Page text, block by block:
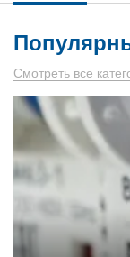
Смотреть все